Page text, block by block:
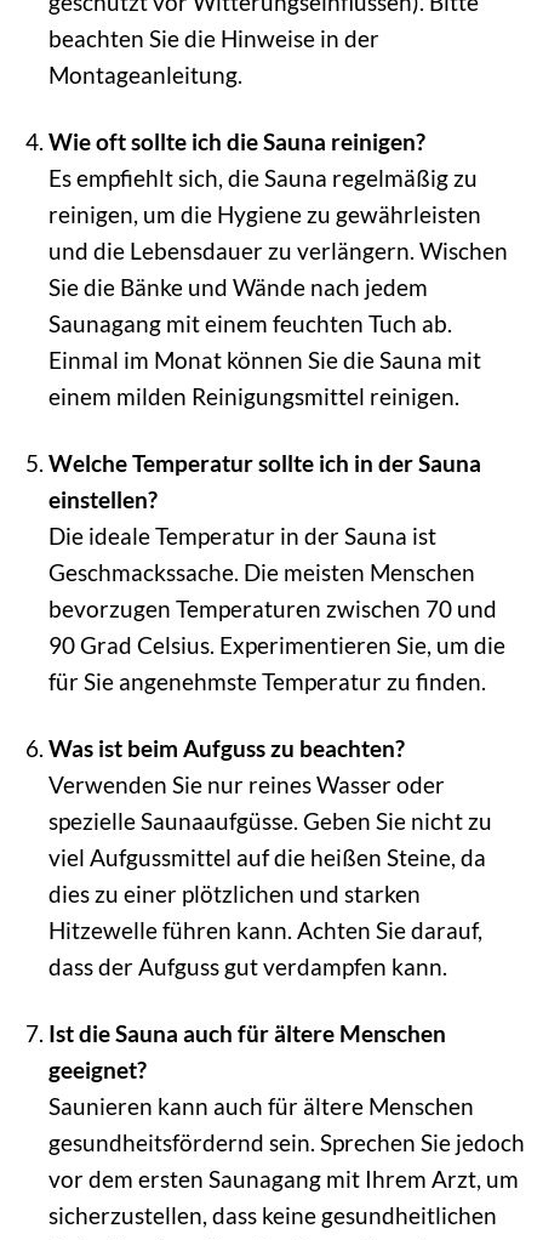
beachten Sie die Hinweise in der
Montageanleitung.
Wie oft sollte ich die Sauna reinigen?
Es empfiehlt sich, die Sauna regelmäßig zu
reinigen, um die Hygiene zu gewährleisten
und die Lebensdauer zu verlängern. Wischen
Sie die Bänke und Wände nach jedem
Saunagang mit einem feuchten Tuch ab.
Einmal im Monat können Sie die Sauna mit
einem milden Reinigungsmittel reinigen.
Welche Temperatur sollte ich in der Sauna
einstellen?
Die ideale Temperatur in der Sauna ist
Geschmackssache. Die meisten Menschen
bevorzugen Temperaturen zwischen 70 und
90 Grad Celsius. Experimentieren Sie, um die
für Sie angenehmste Temperatur zu finden.
Was ist beim Aufguss zu beachten?
Verwenden Sie nur reines Wasser oder
spezielle Saunaaufgüsse. Geben Sie nicht zu
viel Aufgussmittel auf die heißen Steine, da
dies zu einer plötzlichen und starken
Hitzewelle führen kann. Achten Sie darauf,
dass der Aufguss gut verdampfen kann.
Ist die Sauna auch für ältere Menschen
geeignet?
Saunieren kann auch für ältere Menschen
gesundheitsfördernd sein. Sprechen Sie jedoch
vor dem ersten Saunagang mit Ihrem Arzt, um
sicherzustellen, dass keine gesundheitlichen